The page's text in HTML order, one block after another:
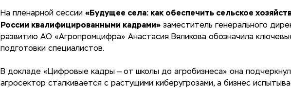
На пленарной сессии «Будущее села: как обеспечить сельское
России квалифицированными кадрами» заместитель генерального
развитию АО «Агропромцифра» Анастасия Вяликова обозначила
подготовки специалистов.
В докладе «Цифровые кадры — от школы до агробизнеса» она
агросектор сталкивается с растущими киберугрозами, а бизнес